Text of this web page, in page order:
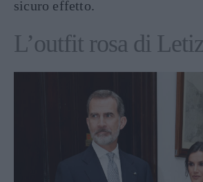
sicuro effetto.
L’outfit rosa di